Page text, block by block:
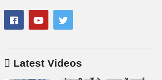
Latest Videos